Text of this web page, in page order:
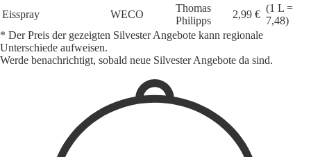
Eisspray WECO
Thomas
Philipps
2,99 €
(1 L =
7,48)
* Der Preis der gezeigten Silvester Angebote kann regionale
Unterschiede aufweisen.
Werde benachrichtigt, sobald neue Silvester Angebote da sind.